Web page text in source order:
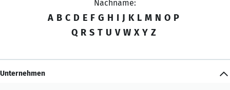
Nachname:
A B C D E F G H I J K L M N O P
Q R S T U V W X Y Z
Unternehmen